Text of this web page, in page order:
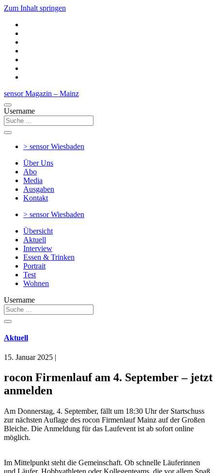
Zum Inhalt springen
sensor Magazin – Mainz
Username
> sensorWiesbaden
Über Uns
Abo
Media
Ausgaben
Kontakt
> sensorWiesbaden
Übersicht
Aktuell
Interview
Essen & Trinken
Portrait
Test
Wohnen
Username
Aktuell
15. Januar 2025 |
rocon Firmenlauf am 4. September – jetzt
anmelden
Am Donnerstag, 4. September, fällt um 18:30 Uhr der Startschuss
zur nächsten Auflage des rocon Firmenlauf Mainz auf der Großen
Bleiche. Die Anmeldung für das Laufevent ist ab sofort online
möglich.
Im Mittelpunkt steht die Gemeinschaft. Ob schnelle Läuferinnen